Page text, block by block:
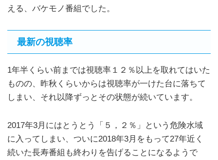
える、バケモノ番組でした。
最新の視聴率
1年半くらい前までは視聴率１２％以上を取れてはいた
ものの、昨秋くらいからは視聴率が一けた台に落ちて
しまい、それ以降ずっとその状態が続いています。
2017年3月にはとうとう「５，２％」という危険水域
に入ってしまい、ついに2018年3月をもって27年近く
続いた長寿番組も終わりを告げることになるようで